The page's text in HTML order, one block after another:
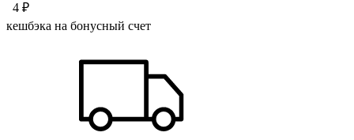
4 ₽
кешбэка на бонусный счет